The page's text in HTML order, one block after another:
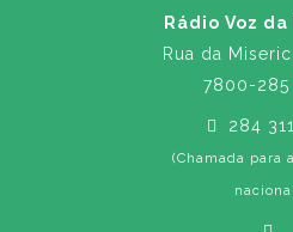
Rádio Voz
Rua da
7800-285
284
(Chamada para